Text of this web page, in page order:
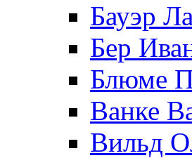
Бауэр
Бер
Блюме
Ванке
Вильд